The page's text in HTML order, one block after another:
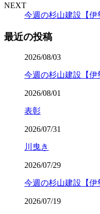
NEXT
今週の杉山建設【
最近の投稿
2026/08/03
今週の杉山建設【伊
2026/08/01
表彰
2026/07/31
川曳き
2026/07/29
今週の杉山建設【伊
2026/07/19